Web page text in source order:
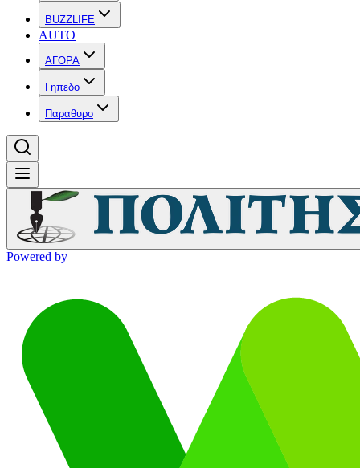
BUZZLIFE
AUTO
ΑΓΟΡΑ
Γηπεδο
Παραθυρο
Powered by